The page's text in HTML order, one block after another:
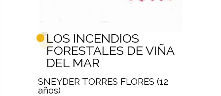
LOS INCENDIOS
FORESTALES DE VIÑA
DEL MAR
SNEYDER TORRES FLORES (12
años)